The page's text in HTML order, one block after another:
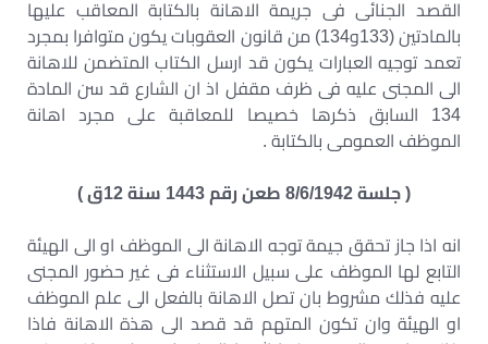
القصد الجنائى فى جريمة الاهانة بالكتابة المعاقب عليها
بالمادتين (133و134) من قانون العقوبات يكون متوافرا بمجرد
تعمد توجيه العبارات يكون قد ارسل الكتاب المتضمن للاهانة
الى المجنى عليه فى ظرف مقفل اذ ان الشارع قد سن المادة
134 السابق ذكرها خصيصا للمعاقبة على مجرد اهانة
الموظف العمومى بالكتابة .
( جلسة 8/6/1942 طعن رقم 1443 سنة 12ق )
انه اذا جاز تحقق جيمة توجه الاهانة الى الموظف او الى الهيئة
التابع لها الموظف على سبيل الاستثناء فى غير حضور المجنى
عليه فذلك مشروط بان تصل الاهانة بالفعل الى علم الموظف
او الهيئة وان تكون المتهم قد قصد الى هذة الاهانة فاذا